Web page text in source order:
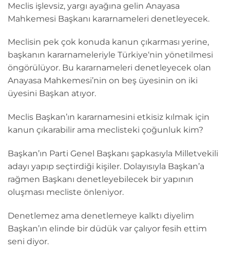
Meclis işlevsiz, yargı ayağına gelin Anayasa
Mahkemesi Başkanı kararnameleri denetleyecek.
Meclisin pek çok konuda kanun çıkarması yerine,
başkanın kararnameleriyle Türkiye‘nin yönetilmesi
öngörülüyor. Bu kararnameleri denetleyecek olan
Anayasa Mahkemesi’nin on beş üyesinin on iki
üyesini Başkan atıyor.
Meclis Başkan’ın kararnamesini etkisiz kılmak için
kanun çıkarabilir ama meclisteki çoğunluk kim?
Başkan’ın Parti Genel Başkanı şapkasıyla Milletvekili
adayı yapıp seçtirdiği kişiler. Dolayısıyla Başkan’a
rağmen Başkanı denetleyebilecek bir yapının
oluşması mecliste önleniyor.
Denetlemez ama denetlemeye kalktı diyelim
Başkan’ın elinde bir düdük var çalıyor fesih ettim
seni diyor.